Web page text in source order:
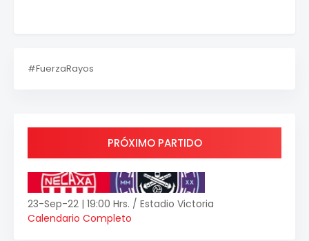
#FuerzaRayos
PRÓXIMO PARTIDO
23-Sep-22 | 19:00 Hrs. / Estadio Victoria
Calendario Completo